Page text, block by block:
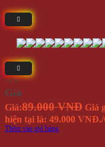
⭐(5)
Giá
Giá:89.000 VNĐ Giá
hiện tại là: 49.000 VNĐ.
Thêm vào giỏ hàng